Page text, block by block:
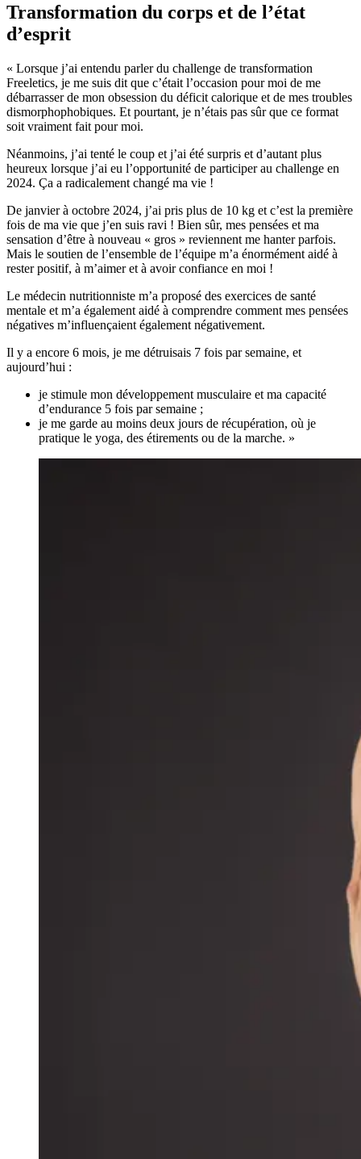
Transformation du corps et de l’état
d’esprit
« Lorsque j’ai entendu parler du challenge de transformation
Freeletics, je me suis dit que c’était l’occasion pour moi de me
débarrasser de mon obsession du déficit calorique et de mes troubles
dismorphophobiques. Et pourtant, je n’étais pas sûr que ce format
soit vraiment fait pour moi.
Néanmoins, j’ai tenté le coup et j’ai été surpris et d’autant plus
heureux lorsque j’ai eu l’opportunité de participer au challenge en
2024. Ça a radicalement changé ma vie !
De janvier à octobre 2024, j’ai pris plus de 10 kg et c’est la première
fois de ma vie que j’en suis ravi ! Bien sûr, mes pensées et ma
sensation d’être à nouveau « gros » reviennent me hanter parfois.
Mais le soutien de l’ensemble de l’équipe m’a énormément aidé à
rester positif, à m’aimer et à avoir confiance en moi !
Le médecin nutritionniste m’a proposé des exercices de santé
mentale et m’a également aidé à comprendre comment mes pensées
négatives m’influençaient également négativement.
Il y a encore 6 mois, je me détruisais 7 fois par semaine, et
aujourd’hui :
je stimule mon développement musculaire et ma capacité
d’endurance 5 fois par semaine ;
je me garde au moins deux jours de récupération, où je
pratique le yoga, des étirements ou de la marche. »